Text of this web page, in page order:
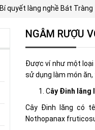
Bí quyết làng nghề Bát Tràng
NGÂM RƯỢU
Được ví như một
sử dụng làm món
Cây Đinh lăng
Cây Đinh lăng có
Nothopanax